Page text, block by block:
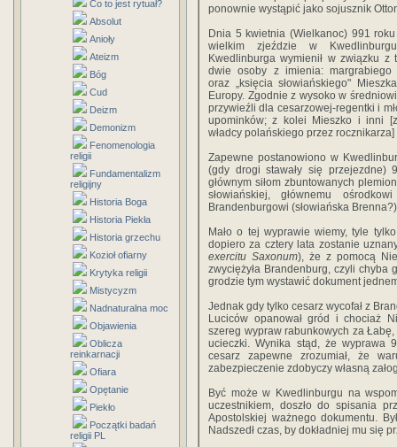
Co to jest rytuał?
Absolut
Anioły
Ateizm
Bóg
Cud
Deizm
Demonizm
Fenomenologia
religii
Fundamentalizm
religijny
Historia Boga
Historia Piekła
Historia grzechu
Kozioł ofiarny
Krytyka religii
Mistycyzm
Nadnaturalna moc
Objawienia
Oblicza
reinkarnacji
Ofiara
Opętanie
Piekło
Początki badań
religii PL
ponownie wystąpić jako sojusznik
Dnia 5 kwietnia (Wielkanoc) 991
wielkim zjeździe w
Kwedlinburga wymienił w związku z
dwie osoby z imienia: margrabiego
oraz „księ­cia słowiańskiego"
Europy. Zgodnie z wysoko w
przywieźli dla cesarzowej-regentki i
upominków; z kolei Mieszko i inni
władcy polańskiego przez
Zapewne postanowiono w
(gdy drogi stawały się przejezdne)
głównym siłom zbuntowanych
słowiańskiej, głównemu
Brandenburgowi (słowiańska
Mało o tej wyprawie wiemy, tyle
dopiero za cztery lata zostanie
exercitu Saxonum), że z pomocą
zwyciężyła Brandenburg, czyli chyba
grodzie tym wystawić dokument
Jednak gdy tylko cesarz wycofał z
Luciców opanował gród i chociaż
szereg wypraw rabunkowych za
ucieczki. Wynika stąd, że wyprawa
cesarz zapewne zrozumiał, że
zabezpieczenie zdobyczy własną
Być może w Kwedlinburgu na
uczestnikiem, doszło do spisania
Apostolskiej ważnego dokumentu.
Nadszedł czas, by dokładniej mu się